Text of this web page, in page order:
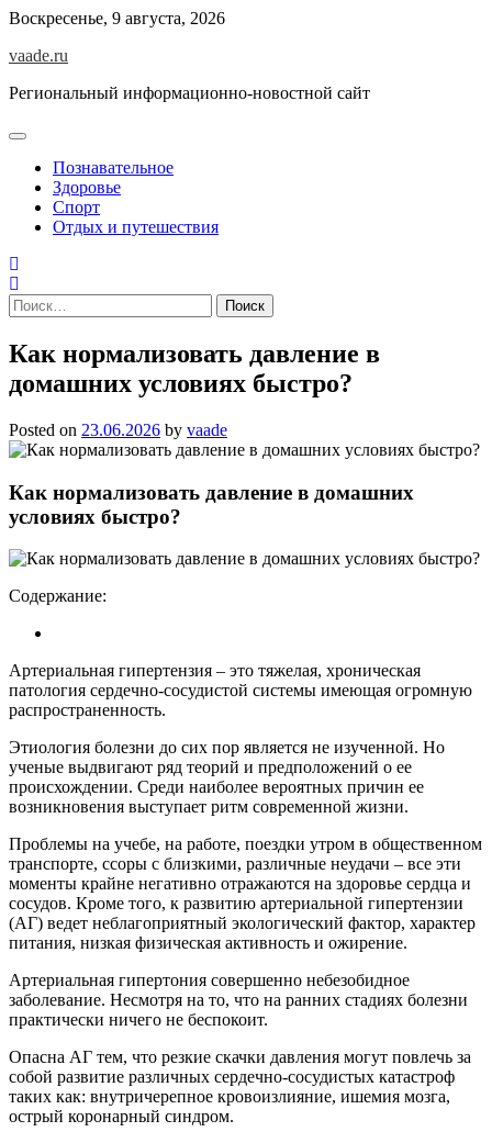
Skip
content
Воскресенье, 9 августа, 2026
vaade.ru
Региональный информационно-новостной сайт
Познавательное
Здоровье
Спорт
Отдых и путешествия
Найти:
Как нормализовать давление в
домашних условиях быстро?
Posted on 23.06.2026 by vaade
Как нормализовать давление в домашних
условиях быстро?
Содержание:
Артериальная гипертензия – это тяжелая, хроническая
патология сердечно-сосудистой системы имеющая огромную
распространенность.
Этиология болезни до сих пор является не изученной. Но
ученые выдвигают ряд теорий и предположений о ее
происхождении. Среди наиболее вероятных причин ее
возникновения выступает ритм современной жизни.
Проблемы на учебе, на работе, поездки утром в общественном
транспорте, ссоры с близкими, различные неудачи – все эти
моменты крайне негативно отражаются на здоровье сердца и
сосудов. Кроме того, к развитию артериальной гипертензии
(АГ) ведет неблагоприятный экологический фактор, характер
питания, низкая физическая активность и ожирение.
Артериальная гипертония совершенно небезобидное
заболевание. Несмотря на то, что на ранних стадиях болезни
практически ничего не беспокоит.
Опасна АГ тем, что резкие скачки давления могут повлечь за
собой развитие различных сердечно-сосудистых катастроф
таких как: внутричерепное кровоизлияние, ишемия мозга,
острый коронарный синдром.